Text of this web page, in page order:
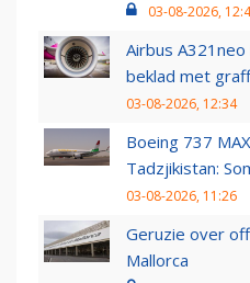
03-08-2026,
Airbus
beklad met
03-08-2026, 12:34
Boeing 737
Tadzjikistan:
03-08-2026, 11:26
Geruzie over
Mallorca